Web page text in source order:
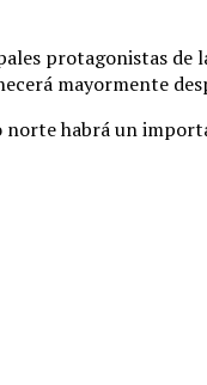
protagonistas
mayormente
norte habrá un